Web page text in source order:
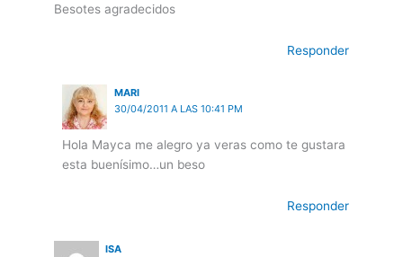
Besotes agradecidos
Responder
MARI
30/04/2011 A LAS 10:41 PM
Hola Mayca me alegro ya veras como te gustara
esta buenísimo…un beso
Responder
ISA